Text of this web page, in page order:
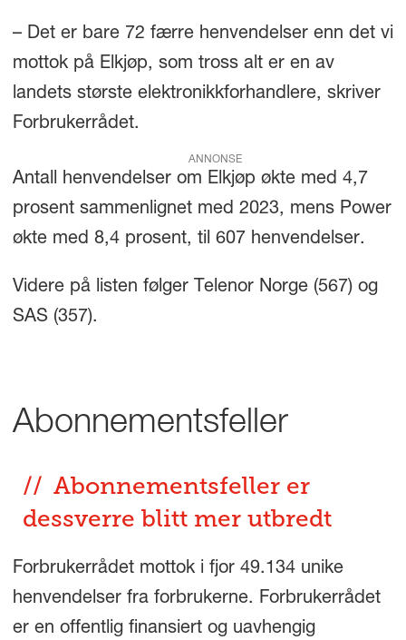
– Det er bare 72 færre henvendelser enn det vi
mottok på Elkjøp, som tross alt er en av
landets største elektronikkforhandlere, skriver
Forbrukerrådet.
ANNONSE
Antall henvendelser om Elkjøp økte med 4,7
prosent sammenlignet med 2023, mens Power
økte med 8,4 prosent, til 607 henvendelser.
Videre på listen følger Telenor Norge (567) og
SAS (357).
Abonnementsfeller
Abonnementsfeller er
dessverre blitt mer utbredt
Forbrukerrådet mottok i fjor 49.134 unike
henvendelser fra forbrukerne. Forbrukerrådet
er en offentlig finansiert og uavhengig